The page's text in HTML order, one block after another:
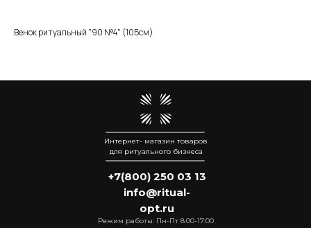
Венок ритуальный "90 №4" (105см)
Режим работы: Пн-Пт 8:00-17:00
Интернет- магазин товаров
для ритуального бизнеса
+7(800) 250 03 13
info@ritual-
opt.ru